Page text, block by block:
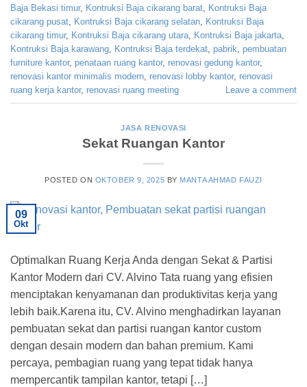
Baja Bekasi timur, Kontruksi Baja cikarang barat
Kontruksi Baja
cikarang pusat
Kontruksi Baja cikarang selatan
Kontruksi Baja
cikarang timur, Kontruksi Baja cikarang utara Kontruksi Baja jakarta
Kontruksi Baja karawang
Kontruksi Baja terdekat pabrik pembuatan
furniture kantor, penataan ruang kantor, renovasi gedung kantor,
renovasi kantor minimalis modern renovasi lobby kantor, renovasi
ruang kerja kantor, renovasi ruang meeting Leave a comment
JASA RENOVASI
Sekat Ruangan Kantor
POSTED ON OKTOBER 9, 2025 BY MANTA AHMAD FAUZI
09
Okt
Optimalkan Ruang Kerja Anda dengan Sekat & Partisi
Kantor Modern dari CV. Alvino Tata ruang yang efisien
menciptakan kenyamanan dan produktivitas kerja yang
lebih baik.Karena itu, CV. Alvino menghadirkan layanan
pembuatan sekat dan partisi ruangan kantor custom
dengan desain modern dan bahan premium. Kami
percaya, pembagian ruang yang tepat tidak hanya
mempercantik tampilan kantor, tetapi […]